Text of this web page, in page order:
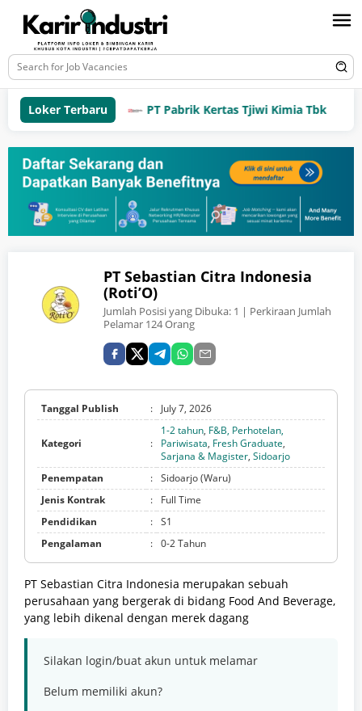
Loker Terbaru PT Pabrik Kertas Tjiwi Kimia Tbk
PT Sebastian Citra Indonesia
(Roti’O)
Jumlah Posisi yang Dibuka: 1 | Perkiraan Jumlah
Pelamar 124 Orang
Tanggal Publish : July 7, 2026
Kategori :
1-2 tahun, F&B, Perhotelan,
Pariwisata, Fresh Graduate,
Sarjana & Magister, Sidoarjo
Penempatan
: Sidoarjo (Waru)
Jenis Kontrak
:
Full Time
Pendidikan
: S1
Pengalaman
: 0-2 Tahun
PT Sebastian Citra Indonesia merupakan sebuah
perusahaan yang bergerak di bidang Food And Beverage,
yang lebih dikenal dengan merek dagang
Silakan login/buat akun untuk melamar
Belum memiliki akun?